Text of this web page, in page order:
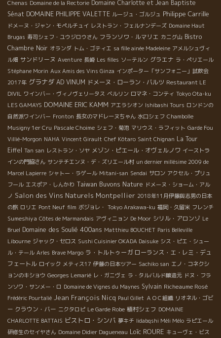
Chenas Domaine de la Rectorie Domaine Charlotte et Jean Baptiste
Sénat DOMAINE PHILIPPE VALETTE ルージュ・ゴルジュ Philippe Carrille
ドメーヌ・ジャン・モペルチュイ レストラン・フェルナンデーズ Domaine Haut
Brugas 寿司シェフ・ユウジロウさん フランソワ・ルマリエ カニグ山 Bistro
Chambre Noir オランダ トム・ゴティエ sa fille ainée Madeleine アメルシュヴィ
ル畑 サンドリーヌ Aventure 長崎 Les filles ソーテルン グラエナ ラ・ペリエール
Stéphane Morin Aux Amis des Vins Ginza インポーター「サンフォニー」試飲会
2017年 グラナダ AD VINUM ドメーヌ・ローラン・バルツ Restaurant LE
DIVIL ワインバー・ヴィノヴェリータス ベルリン ロマネ・コンティ Tokyo Ota-ku
LES GAMAYS DOMAINE ERIC KAMM アエラシオン Ishibashi Tours ロンドンの
自然派ワインバー Fronton 長女のマドレーヌちゃん 水口シェフ Chambolle
Musigny 1er Cru Pascale Choime シェフ・菊池 マリウス・ラフィット Garde Fou
Villié-Morgon NAHA Vincent Girault Chef Kôtaro Saint Chignan La Tour
Eiffel Tan san レストラン・ソヤ メゾン・ピエール・オヴェルノワ イーストラ
インの門脇さん サンテチエンヌ・デ・ズリエール村 un dernier millésime 2009 de
Marcel Lapierre シャトー・ラゲール Mitani-san Sendai サロン アクセル・プリュ
フール エスポア・しんかわ Taiwan Buvons Nature ドメーヌ・ショーム・アル
ノ Salon des Vins Naturels Montpellier 2018年11月伊藤與志男の日本
の旅 ロリエ Pont Neuf film ボジョレ・ Tokyo Arakawa-ku 福岡・久留米 フレンチ
Sumeshiya Côtes de Marmandais アヴィニョン De Moor シリル・アロンゾ Le
Bruel Domaine des Soulié 400ans Matthieu BOUCHET Paris Belleville
Libourne ジャック・セロス Sushi Cuisinier OKADA Daisuke シス・ピエ・シュー
ル・テール Arles Brave Margo ラ・トルトゥーガ ローランス・エ・レミ・デュ
フェートル ロイック メティス17 伊藤の日本ツアー Sachiko san エノ・コネクシ
ョンのキショウ Georges Lemarié レ・ガニヴェ ラ・タルバルド醸造元 ドヌ・フラ
ンソワ・サンメー・ロ Domaine de Vignes du Maynes Sylvain Richeaume Rosé
Frédéric Pourtalié Jean François Nicq Paul Gillet ＡＯＣ組織 リオネル・ゴビ
ー クラウン・バー ニクタロピ Le Garde Robe 植村シェフ DOMAINE
CHARLOTTE BATTAIS ビストロ・シンバ 夢キチ Iidabqshi Méli Mélo ラピエール
研修生のセイヤさん Domaine Didier Dagueneau Loïc ROURE キューヴェ・ビス